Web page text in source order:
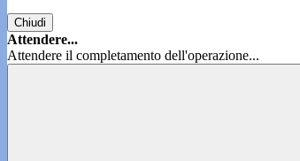
Chiudi
Attendere...
Attendere il completamento dell'operazione...